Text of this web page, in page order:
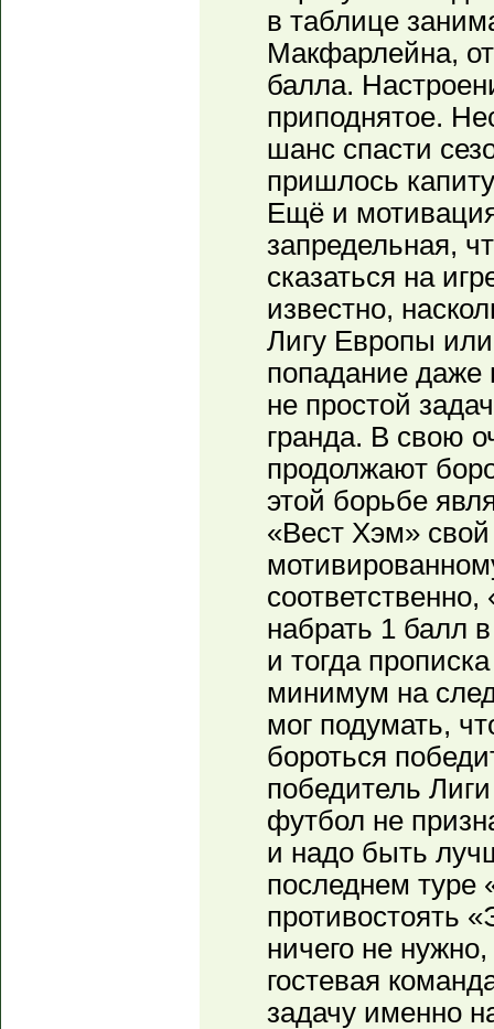
в таблице
Макфарлейна,
балла.
приподнятое.
шанс спасти
пришлось
Ещё и
запредельная,
сказаться на
известно,
Лигу Европы
попадание даже
не простой
гранда. В свою
продолжают
этой борьбе
«Вест Хэм»
набрать 1 балл
и тогда
минимум на
мог подумать,
бороться
победитель
футбол не
и надо быть
последнем туре
противостоять
ничего не
гостевая
задачу именно